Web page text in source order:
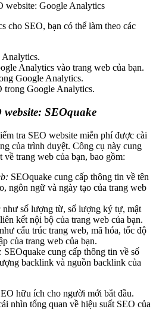
website: Google Analytics
cho SEO, bạn có thể làm theo các
Analytics.
Analytics vào trang web của bạn.
Google Analytics.
trong Google Analytics.
SEOquake
tra SEO website miễn phí được cài
của trình duyệt. Công cụ này cung
trang web của bạn, bao gồm:
SEOquake cung cấp thông tin về tên
ngôn ngữ và ngày tạo của trang web
như số lượng từ, số lượng ký tự, mật
kết nội bộ của trang web của bạn.
như cấu trúc trang web, mã hóa, tốc độ
của trang web của bạn.
SEOquake cung cấp thông tin về số
backlink và nguồn backlink của
hữu ích cho người mới bắt đầu.
nhìn tổng quan về hiệu suất SEO của